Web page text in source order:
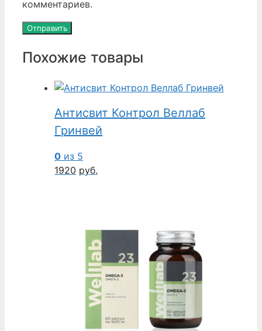
комментариев.
Похожие товары
Антисвит Контрол Веллаб
Гринвей
0 из 5
1920 руб.